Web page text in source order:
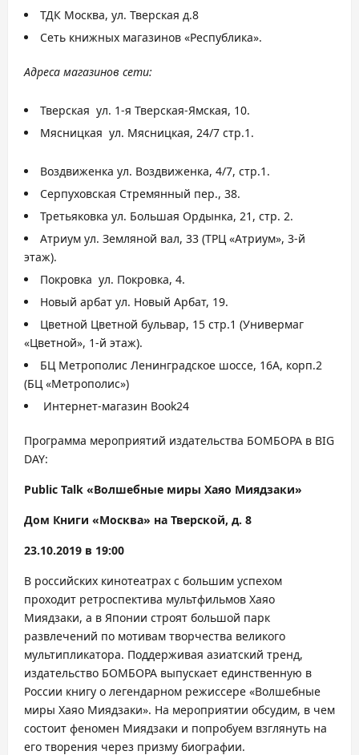
ТДК Москва, ул. Тверская д.8
Сеть книжных магазинов «Республика».
Адреса магазинов сети:
Тверская ул. 1-я Тверская-Ямская, 10.
Мясницкая ул. Мясницкая, 24/7 стр.1.
Воздвиженка ул. Воздвиженка, 4/7, стр.1.
Серпуховская Стремянный пер., 38.
Третьяковка ул. Большая Ордынка, 21, стр. 2.
Атриум ул. Земляной вал, 33 (ТРЦ «Атриум», 3-й
этаж).
Покровка ул. Покровка, 4.
Новый арбат ул. Новый Арбат, 19.
Цветной Цветной бульвар, 15 стр.1 (Универмаг
«Цветной», 1-й этаж).
БЦ Метрополис Ленинградское шоссе, 16А, корп.2
(БЦ «Метрополис»)
Интернет-магазин Book24
Программа мероприятий издательства БОМБОРА в BIG
DAY:
Public Talk «Волшебные миры Хаяо Миядзаки»
Дом Книги «Москва» на Тверской, д. 8
23.10.2019 в 19:00
В российских кинотеатрах с большим успехом
проходит ретроспектива мультфильмов Хаяо
Миядзаки, а в Японии строят большой парк
развлечений по мотивам творчества великого
мультипликатора. Поддерживая азиатский тренд,
издательство БОМБОРА выпускает единственную в
России книгу о легендарном режиссере «Волшебные
миры Хаяо Миядзаки». На мероприятии обсудим, в чем
состоит феномен Миядзаки и попробуем взглянуть на
его творения через призму биографии.